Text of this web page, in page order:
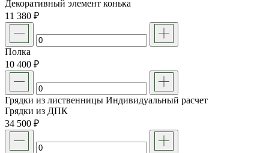
Декоративный элемент конька
11 380 ₽
Полка
10 400 ₽
Грядки из лиственницы Индивидуальный расчет
Грядки из ДПК
34 500 ₽